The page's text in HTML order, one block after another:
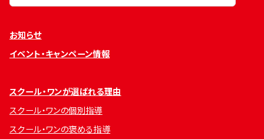
お知らせ
イベント・キャンペーン情報
スクール・ワンが選ばれる理由
スクール・ワンの個別指導
スクール・ワンの褒める指導